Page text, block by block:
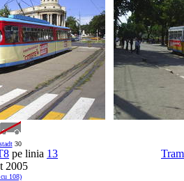
30
pe linia 13
2005
108)